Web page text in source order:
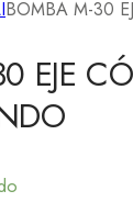
BOMBA M-30
EJE